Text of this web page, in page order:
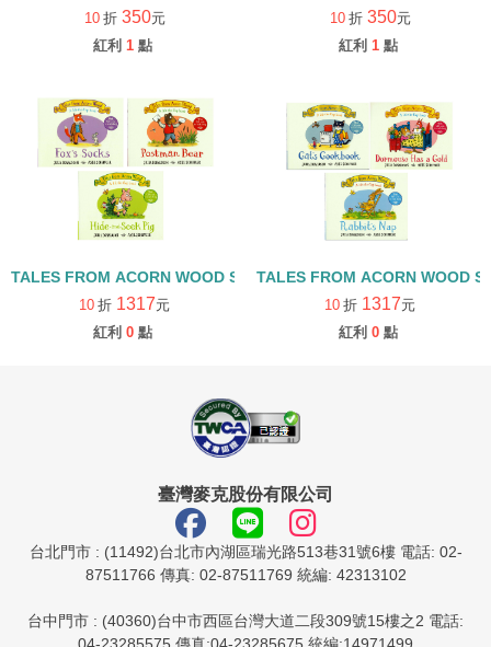
10 折 350元
紅利 1 點
10 折 350元
紅利 1 點
TALES FROM ACORN WOOD STORY COLLECTION 觀察探索組/
10 折 1317元
紅利 0 點
TALES FROM ACORN WOOD
10 折 1317元
紅利 0 點
臺灣麥克股份有限公司
台北門市 : (11492)台北市內湖區瑞光路513巷31號6樓 電話: 02-
87511766 傳真: 02-87511769 統編: 42313102
台中門市 : (40360)台中市西區台灣大道二段309號15樓之2 電話: